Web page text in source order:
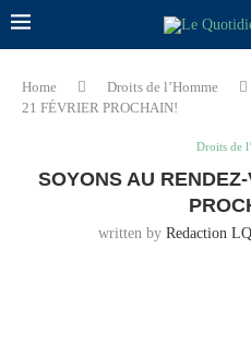
Home Droits de l’Homme
21 FÉVRIER PROCHAIN!
Droits de
SOYONS AU
written by Redaction